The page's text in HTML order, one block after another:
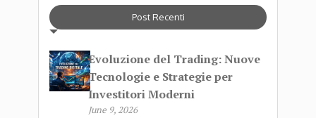
Post Recenti
Evoluzione del Trading: Nuove
Tecnologie e Strategie per
Investitori Moderni
June 9, 2026